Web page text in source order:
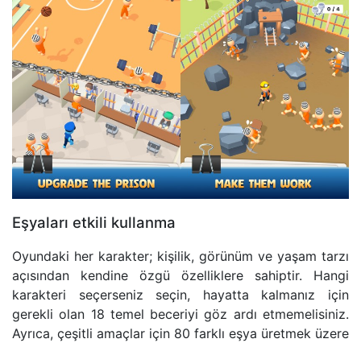
Eşyaları etkili kullanma
Oyundaki her karakter; kişilik, görünüm ve yaşam tarzı
açısından kendine özgü özelliklere sahiptir. Hangi
karakteri seçerseniz seçin, hayatta kalmanız için
gerekli olan 18 temel beceriyi göz ardı etmemelisiniz.
Ayrıca, çeşitli amaçlar için 80 farklı eşya üretmek üzere